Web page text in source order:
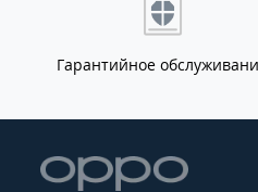
Гарантийное